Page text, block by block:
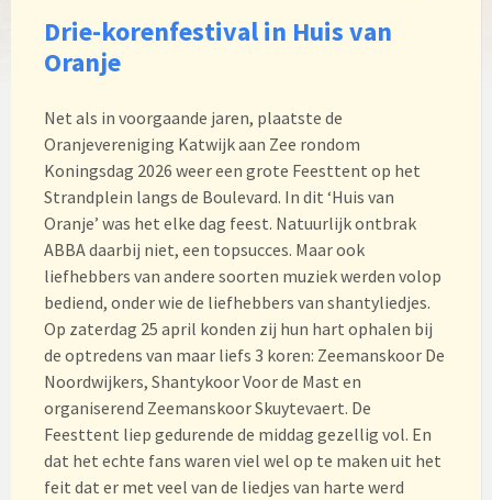
Drie-korenfestival in Huis van
Oranje
Net als in voorgaande jaren, plaatste de
Oranjevereniging Katwijk aan Zee rondom
Koningsdag 2026 weer een grote Feesttent op het
Strandplein langs de Boulevard. In dit ‘Huis van
Oranje’ was het elke dag feest. Natuurlijk ontbrak
ABBA daarbij niet, een topsucces. Maar ook
liefhebbers van andere soorten muziek werden volop
bediend, onder wie de liefhebbers van shantyliedjes.
Op zaterdag 25 april konden zij hun hart ophalen bij
de optredens van maar liefs 3 koren: Zeemanskoor De
Noordwijkers, Shantykoor Voor de Mast en
organiserend Zeemanskoor Skuytevaert. De
Feesttent liep gedurende de middag gezellig vol. En
dat het echte fans waren viel wel op te maken uit het
feit dat er met veel van de liedjes van harte werd